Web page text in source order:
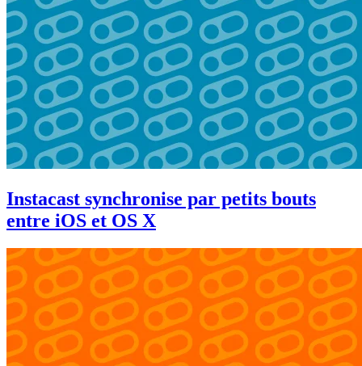
Instacast synchronise par petits bouts
entre iOS et OS X